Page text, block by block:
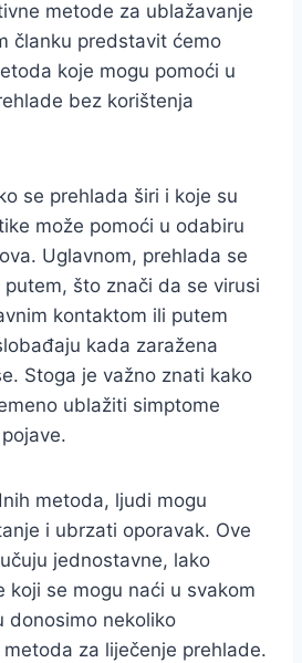
metode za ublažavanje
članku predstavit ćemo
koje mogu pomoći u
bez korištenja
se prehlada širi i koje su
može pomoći u odabiru
Uglavnom, prehlada se
što znači da se virusi
kontaktom ili putem
kada zaražena
Stoga je važno znati kako
ublažiti simptome
metoda, ljudi mogu
i ubrzati oporavak. Ove
jednostavne, lako
koji se mogu naći u svakom
donosimo nekoliko
za liječenje prehlade.